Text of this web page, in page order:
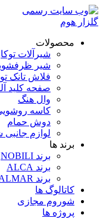
محصولات
شیرآلات
شیر
فلاش تانک
صفحه کلید
وال هنگ
کاسه
دوش حمام
لوازم جانبی
برند ها
برند NOBILI
برند ALCA
برند ALMAR
کاتالوگ ها
شوروم مجازی
پروژه ها